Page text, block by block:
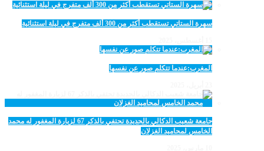
سهرة الستاتي تستقطب أكثر من 300 ألف متفرج في ليلة استثنائية
المغرب:عندما تتكلم صور عن نفسها
جامعة شعيب الدكالي بالجديدة تحتفي بالذكر 67 لزيارة المغفور له محمد
الخامس لمحاميد الغزلان